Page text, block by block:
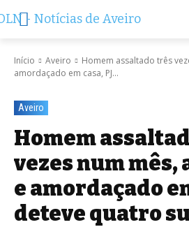
Início Aveiro
Homem assaltado três
amordaçado em casa, PJ...
Aveiro
Homem
vezes num
e amordaçado
deteve quatro